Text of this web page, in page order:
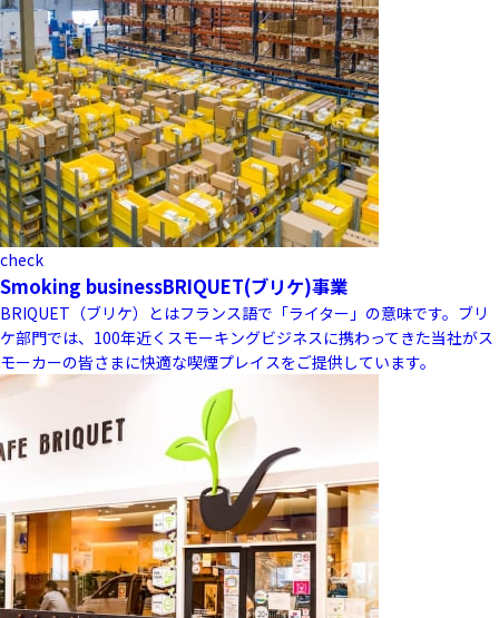
check
Smoking businessBRIQUET(ブリケ)事業
BRIQUET（ブリケ）とはフランス語で「ライター」の意味です。ブリ
ケ部門では、100年近くスモーキングビジネスに携わってきた当社がス
モーカーの皆さまに快適な喫煙プレイスをご提供しています。